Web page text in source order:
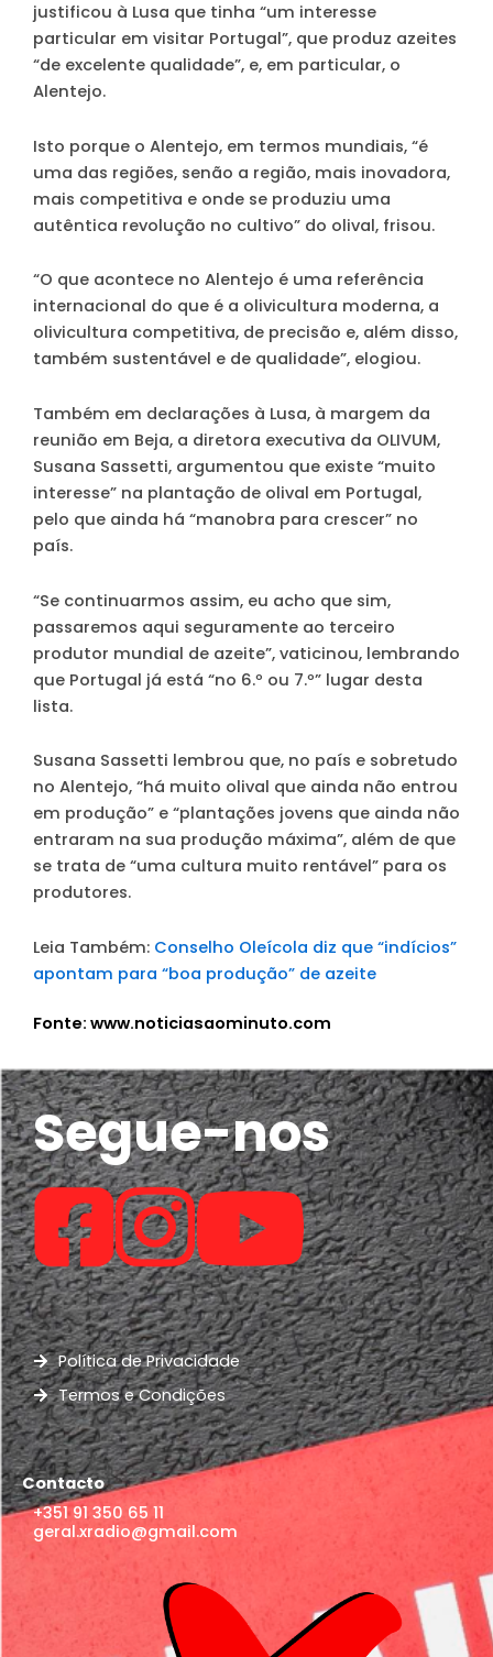
justificou à Lusa que tinha “um interesse
particular em visitar Portugal”, que produz azeites
“de excelente qualidade”, e, em particular, o
Alentejo.
Isto porque o Alentejo, em termos mundiais, “é
uma das regiões, senão a região, mais inovadora,
mais competitiva e onde se produziu uma
autêntica revolução no cultivo” do olival, frisou.
“O que acontece no Alentejo é uma referência
internacional do que é a olivicultura moderna, a
olivicultura competitiva, de precisão e, além disso,
também sustentável e de qualidade”, elogiou.
Também em declarações à Lusa, à margem da
reunião em Beja, a diretora executiva da OLIVUM,
Susana Sassetti, argumentou que existe “muito
interesse” na plantação de olival em Portugal,
pelo que ainda há “manobra para crescer” no
país.
“Se continuarmos assim, eu acho que sim,
passaremos aqui seguramente ao terceiro
produtor mundial de azeite”, vaticinou, lembrando
que Portugal já está “no 6.º ou 7.º” lugar desta
lista.
Susana Sassetti lembrou que, no país e sobretudo
no Alentejo, “há muito olival que ainda não entrou
em produção” e “plantações jovens que ainda não
entraram na sua produção máxima”, além de que
se trata de “uma cultura muito rentável” para os
produtores.
Leia Também: Conselho Oleícola diz que “indícios”
apontam para “boa produção” de azeite
Fonte: www.noticiasaominuto.com
Segue-nos
Política de Privacidade
Termos e Condições
Contacto
+351 91 350 65 11
geral.xradio@gmail.com